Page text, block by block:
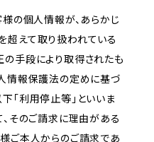
様の個人情報が、あらかじ
超えて取り扱われている
手段により取得されたも
情報保護法の定めに基づ
「利用停止等」といいま
、そのご請求に理由がある
ご本人からのご請求であ